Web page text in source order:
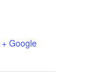
+ Google